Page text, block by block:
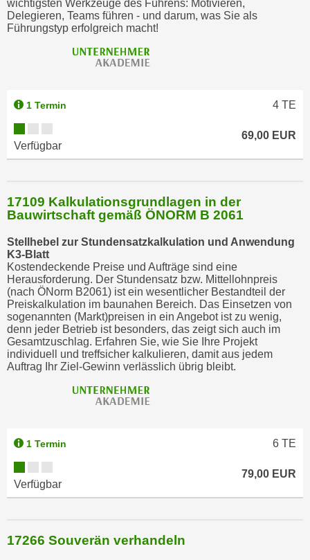
wichtigsten Werkzeuge des Führens: Motivieren,
Delegieren, Teams führen - und darum, was Sie als
Führungstyp erfolgreich macht!
1 Termin 4 TE
Verfügbar
69,00 EUR
17109 Kalkulationsgrundlagen in der
Bauwirtschaft gemäß ÖNORM B 2061
Stellhebel zur Stundensatzkalkulation und Anwendung
K3-Blatt
Kostendeckende Preise und Aufträge sind eine
Herausforderung. Der Stundensatz bzw. Mittellohnpreis
(nach ÖNorm B2061) ist ein wesentlicher Bestandteil der
Preiskalkulation im baunahen Bereich. Das Einsetzen von
sogenannten (Markt)preisen in ein Angebot ist zu wenig,
denn jeder Betrieb ist besonders, das zeigt sich auch im
Gesamtzuschlag. Erfahren Sie, wie Sie Ihre Projekt
individuell und treffsicher kalkulieren, damit aus jedem
Auftrag Ihr Ziel-Gewinn verlässlich übrig bleibt.
1 Termin 6 TE
Verfügbar
79,00 EUR
17266 Souverän verhandeln